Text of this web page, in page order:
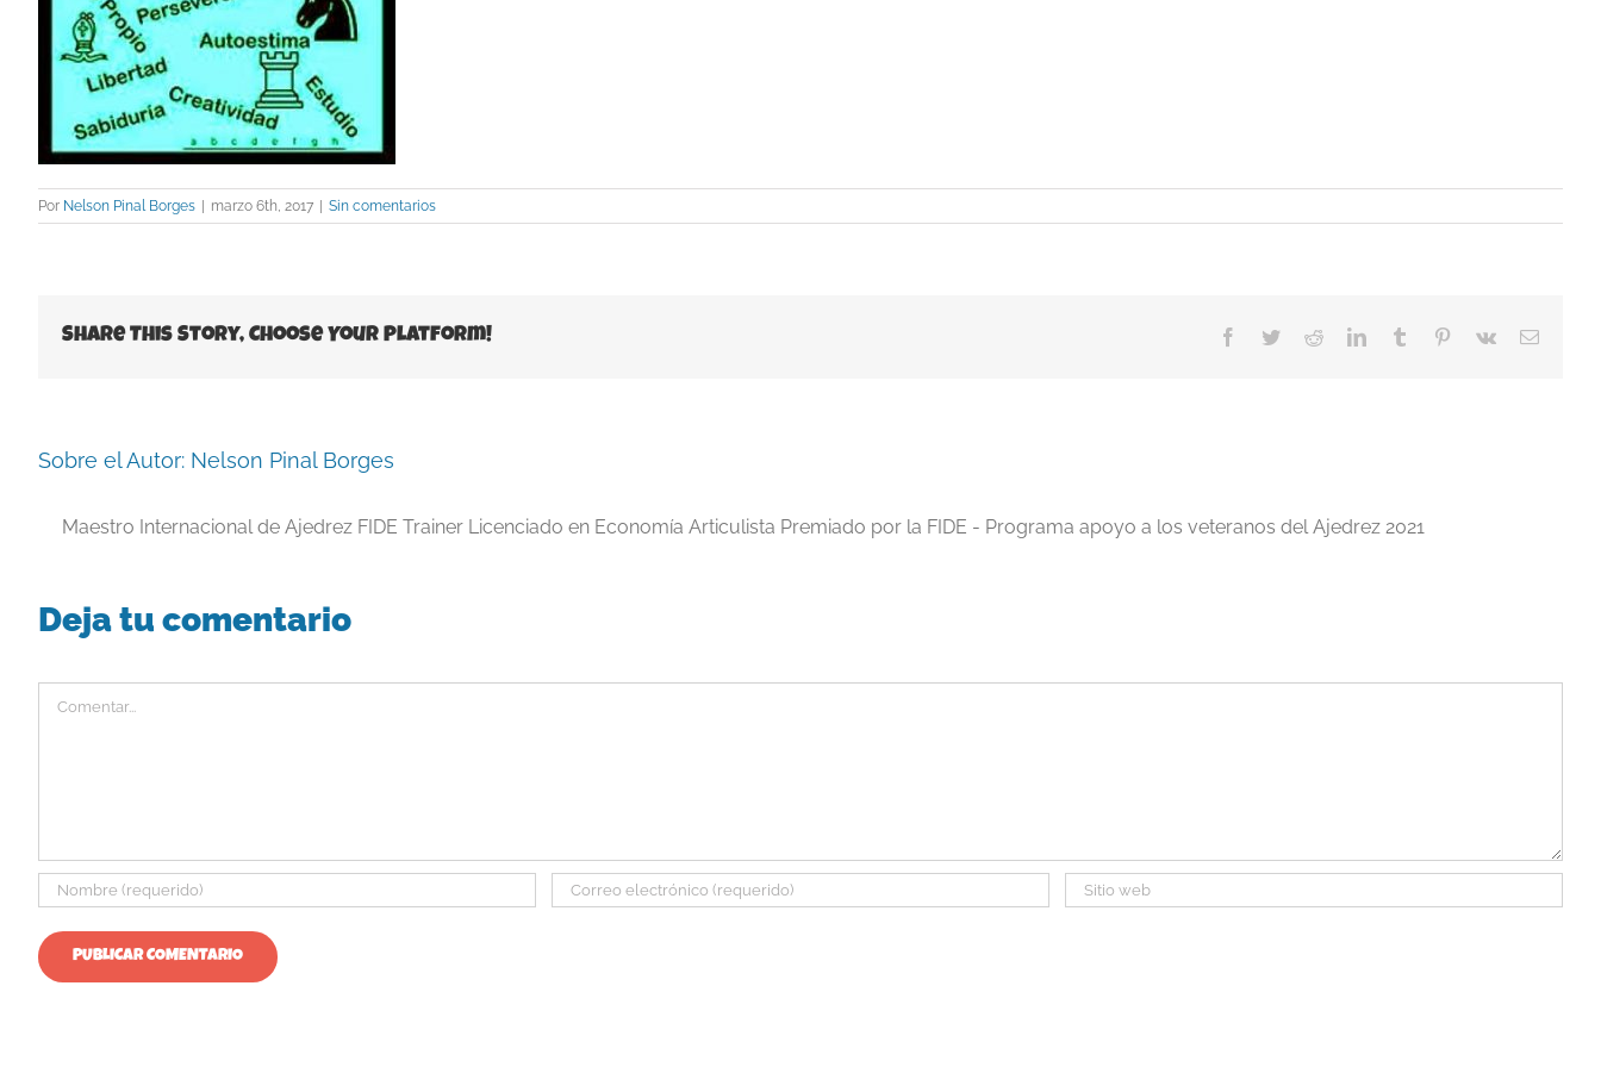
Por Nelson Pinal Borges | marzo 6th, 2017 | Sin comentarios
Share This Story, Choose Your Platform! Facebook
TwitterRedditLinkedInTumblr Pinterest
Vk
Correo
Sobre el Autor: Nelson Pinal Borges
Maestro Internacional de Ajedrez FIDE Trainer Licenciado en Economía Articulista Premiado por la FIDE - Programa apoyo a los veteranos del Ajedrez 2021
Deja tu comentario